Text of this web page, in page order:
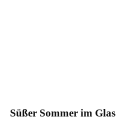
Süßer Sommer im Glas